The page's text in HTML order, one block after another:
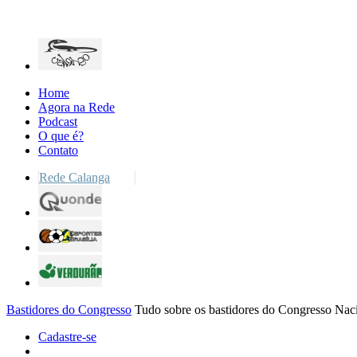
Home
Agora na Rede
Podcast
O que é?
Contato
Rede Calanga
Bastidores do Congresso Tudo sobre os bastidores do Congresso
Cadastre-se